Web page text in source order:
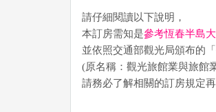
請仔細閱讀以下說明，
本訂房需知是參考恆春半島
並依照交通部觀光局頒布的
(原名稱：觀光旅館業與旅館
請務必了解相關的訂房規定再